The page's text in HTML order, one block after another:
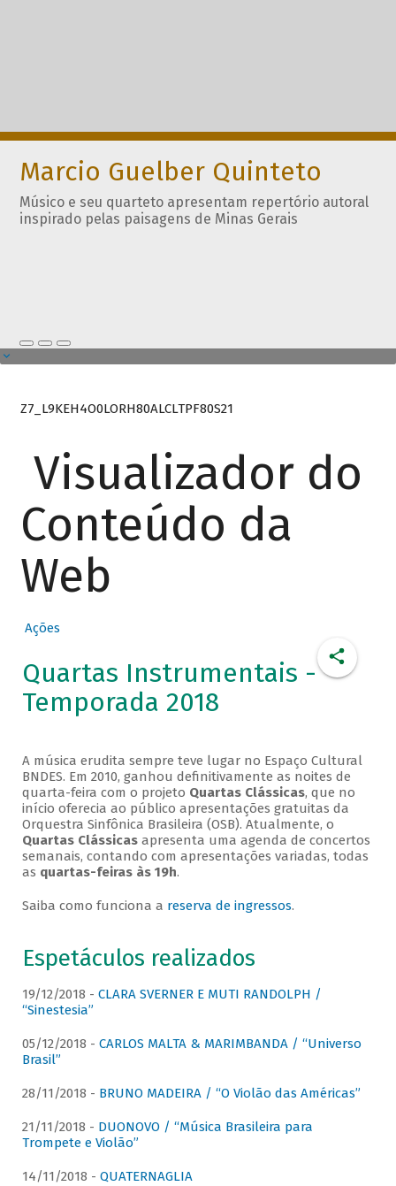
Marcio Guelber Quinteto
Músico e seu quarteto apresentam repertório autoral
inspirado pelas paisagens de Minas Gerais
Z7_L9KEH4O0LORH80ALCLTPF80S21
Visualizador do
Conteúdo da
Web
Ações
Quartas Instrumentais -
Temporada 2018
A música erudita sempre teve lugar no Espaço Cultural
BNDES. Em 2010, ganhou definitivamente as noites de
quarta-feira com o projeto Quartas Clássicas, que no
início oferecia ao público apresentações gratuitas da
Orquestra Sinfônica Brasileira (OSB). Atualmente, o
Quartas Clássicasapresenta uma agenda de concertos
semanais, contando com apresentações variadas, todas
as quartas-feiras às 19h.
Saiba como funciona a reserva de ingressos.
Espetáculos realizados
19/12/2018 - CLARA SVERNER E MUTI RANDOLPH /
“Sinestesia”
05/12/2018 - CARLOS MALTA & MARIMBANDA / “Universo
Brasil”
28/11/2018 - BRUNO MADEIRA / “O Violão das Américas”
21/11/2018 - DUONOVO / “Música Brasileira para
Trompete e Violão”
14/11/2018 - QUATERNAGLIA